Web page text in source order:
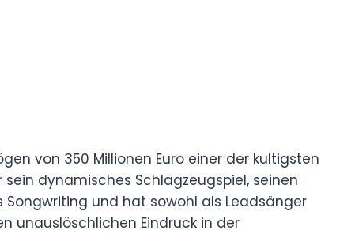
von 350 Millionen Euro einer der kultigsten
dynamisches Schlagzeugspiel, seinen
und hat sowohl als Leadsänger
unauslöschlichen Eindruck in der